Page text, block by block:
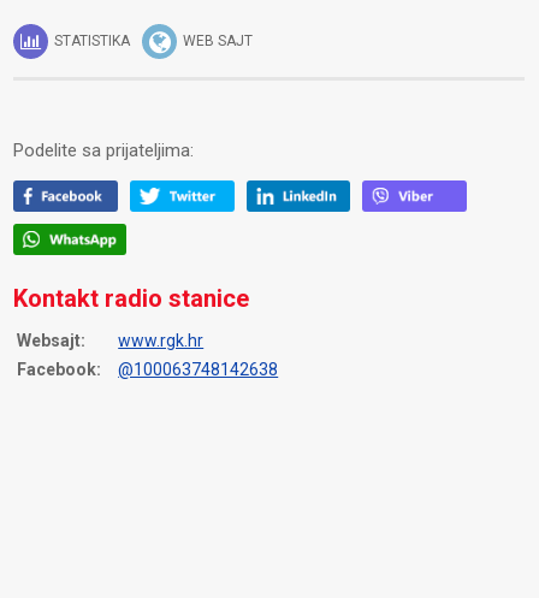
STATISTIKA WEB SAJT
Podelite sa prijateljima:
Kontakt radio stanice
Websajt:
www.rgk.hr
Facebook:
@100063748142638